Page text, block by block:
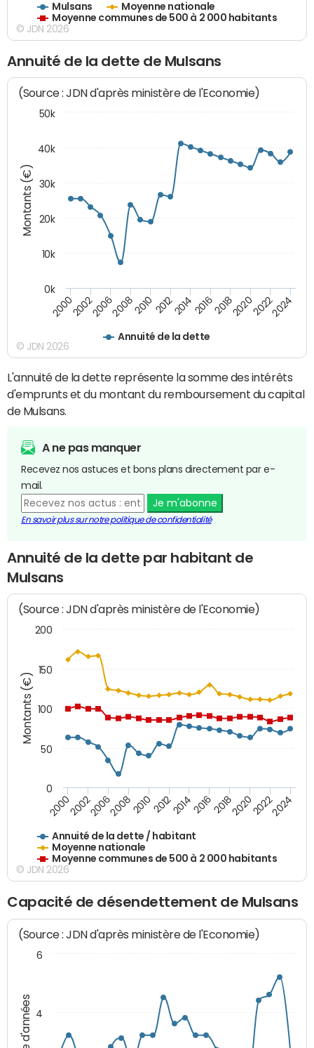
Mulsans
Moyenne nationale
Moyenne communes de 500 à 2 000 habitants
© JDN 2026
Annuité de la dette de Mulsans
Montants (€)
(Source : JDN d'après ministère de l'Economie)
Annuité de la dette
20002002200620082010 2012201420162018202020222024
0k
10k
20k
30k
40k
50k
© JDN 2026
L'annuité de la dette représente la somme des intérêts
d'emprunts et du montant du remboursement du capital
de Mulsans.
A ne pas manquer
Recevez nos astuces et bons plans directement par e-
mail.
Je m'abonne
En savoir plus sur notre politique de confidentialité
Annuité de la dette par habitant de
Mulsans
Montants (€)
(Source : JDN d'après ministère de l'Economie)
Annuité de la dette / habitant
Moyenne nationale
Moyenne communes de 500 à 2 000 habitants
200020022006200820102012201420162018202020222024
0
50
100
150
200
© JDN 2026
Capacité de désendettement de Mulsans
(Source : JDN d'après ministère de l'Economie)
4
6